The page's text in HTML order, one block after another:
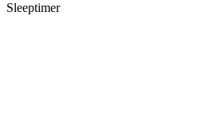
Sleeptimer